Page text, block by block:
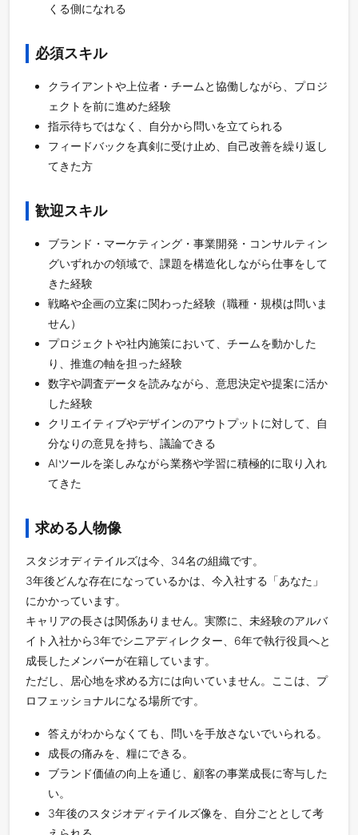
くる側になれる
必須スキル
クライアントや上位者・チームと協働しながら、プロジ
ェクトを前に進めた経験
指示待ちではなく、自分から問いを立てられる
フィードバックを真剣に受け止め、自己改善を繰り返し
てきた方
歓迎スキル
ブランド・マーケティング・事業開発・コンサルティン
グいずれかの領域で、課題を構造化しながら仕事をして
きた経験
戦略や企画の立案に関わった経験（職種・規模は問いま
せん）
プロジェクトや社内施策において、チームを動かした
り、推進の軸を担った経験
数字や調査データを読みながら、意思決定や提案に活か
した経験
クリエイティブやデザインのアウトプットに対して、自
分なりの意見を持ち、議論できる
AIツールを楽しみながら業務や学習に積極的に取り入れ
てきた
求める人物像
スタジオディテイルズは今、34名の組織です。
3年後どんな存在になっているかは、今入社する「あなた」
にかかっています。
キャリアの長さは関係ありません。実際に、未経験のアルバ
イト入社から3年でシニアディレクター、6年で執行役員へと
成長したメンバーが在籍しています。
ただし、居心地を求める方には向いていません。ここは、プ
ロフェッショナルになる場所です。
答えがわからなくても、問いを手放さないでいられる。
成長の痛みを、糧にできる。
ブランド価値の向上を通じ、顧客の事業成長に寄与した
い。
3年後のスタジオディテイルズ像を、自分ごととして考